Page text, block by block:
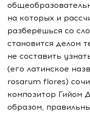
на которых и
разберёшься со
становится делом
не составить
(его латинское
rosarum flores)
композитор Гийом
образом,